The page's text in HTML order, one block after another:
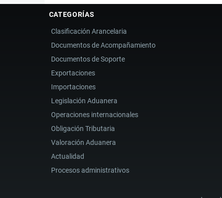
CATEGORÍAS
Clasificación Arancelaria
Documentos de Acompañamiento
Documentos de Soporte
Exportaciones
Importaciones
Legislación Aduanera
Operaciones internacionales
Obligación Tributaria
Valoración Aduanera
Actualidad
Procesos administrativos